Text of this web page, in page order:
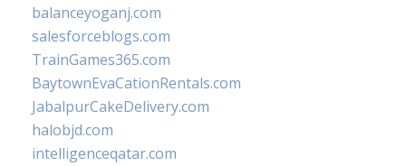
balanceyoganj.com
salesforceblogs.com
TrainGames365.com
BaytownEvaCationRentals.com
JabalpurCakeDelivery.com
halobjd.com
intelligenceqatar.com